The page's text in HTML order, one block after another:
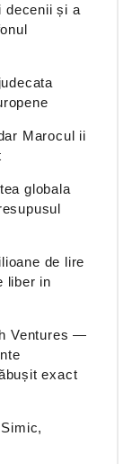
decenii și a
Marocul ii
globala
de lire
liber in
Ventures —
exact